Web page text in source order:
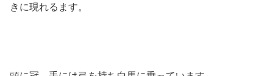
きに現れるます。